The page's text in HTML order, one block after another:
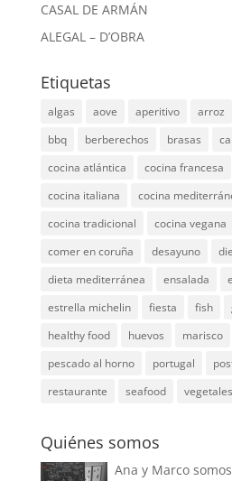
CASAL DE ARMÁN
ALEGAL – D’OBRA
Etiquetas
algas aove aperitivo arroz
bbq
berberechos brasas
cocina atlántica
cocina francesa
cocina italiana
cocina
cocina tradicional
cocina vegana
comer en coruña
desayuno
dieta mediterránea
ensalada
estrella michelin
fiesta fish
healthy food
huevos marisco
pescado al horno
portugal
restaurante
seafood vegetales
Quiénes somos
Ana y Marco